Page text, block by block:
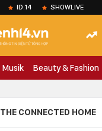
ID.14 SHOWLIVE
Musik Beauty & Fashion
THE CONNECTED HOME